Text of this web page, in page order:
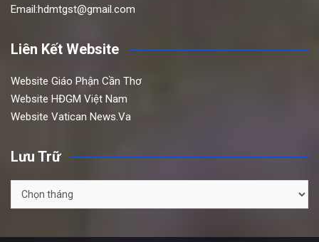
Email:hdmtgst@gmail.com
Liên Kết Website
Website Giáo Phận Cần Thơ
Website HĐGM Việt Nam
Website Vatican News.Va
Lưu Trữ
Lưu
Trữ